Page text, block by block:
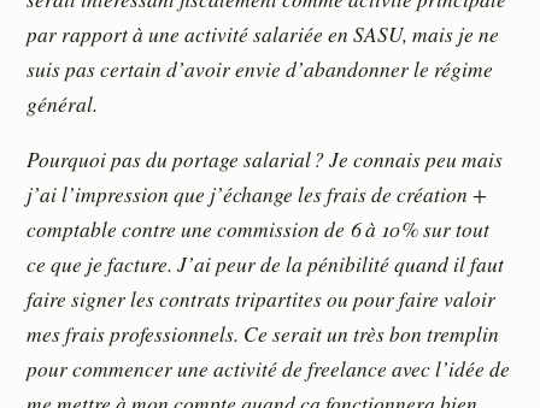
par rapport à une activité salariée en SASU, mais je ne
suis pas certain d’avoir envie d’abandonner le régime
général.
Pourquoi pas du portage salarial ? Je connais peu mais
j’ai l’impression que j’échange les frais de création +
comptable contre une commission de 6 à 10 % sur tout
ce que je facture. J’ai peur de la pénibilité quand il faut
faire signer les contrats tripartites ou pour faire valoir
mes frais professionnels. Ce serait un très bon tremplin
pour commencer une activité de freelance avec l’idée de